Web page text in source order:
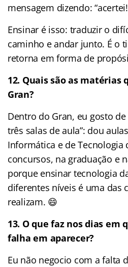
mensagem dizendo:
Ensinar é isso: traduzir o
caminho e andar junto. É o
retorna em forma de
12. Quais são as matérias
Gran?
Dentro do Gran, eu gosto
três salas de aula”: dou
Informática e de Tecnologia
concursos, na graduação e
porque ensinar tecnologia
diferentes níveis é uma das
realizam. 😄
13. O que faz nos dias em
falha em aparecer?
Eu não negocio com a falta